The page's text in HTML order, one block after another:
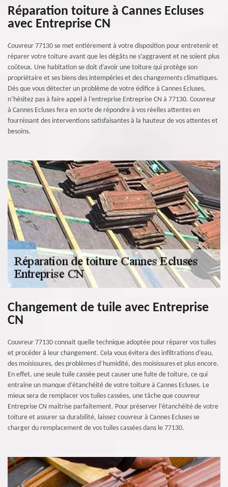
Réparation toiture à Cannes Ecluses
avec Entreprise CN
Couvreur 77130 se met entièrement à votre disposition pour entretenir et
réparer votre toiture avant que les dégâts ne s’aggravent et ne soient plus
coûteux. Une habitation se doit d’avoir une toiture qui protège son
propriétaire et ses biens des intempéries et des changements climatiques.
Dès que vous détecter un problème de votre édifice à Cannes Ecluses,
n’hésitez pas à faire appel à l’entreprise Entreprise CN à 77130. Couvreur
à Cannes Ecluses fera en sorte de répondre à vos réelles attentes en
fournissant des interventions satisfaisantes à la hauteur de vos attentes et
besoins.
Changement de tuile avec Entreprise
CN
Couvreur 77130 connait quelle technique adoptée pour réparer vos tuiles
et procéder à leur changement. Cela vous évitera des infiltrations d’eau,
des moisissures, des problèmes d’humidité, des moisissures et plus encore.
En effet, une seule tuile cassée peut causer une fuite de toiture, ce qui
entraîne un manque d’étanchéité de votre toiture à Cannes Ecluses. Le
mieux sera de remplacer vos tuiles cassées, une tâche que couvreur
Entreprise CN maîtrise parfaitement. Pour préserver l’étanchéité de votre
toiture et assurer sa durabilité, laissez couvreur à Cannes Ecluses se
charger du remplacement de vos tuiles cassées dans le 77130.